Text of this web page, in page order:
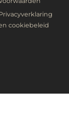
cookiebeleid